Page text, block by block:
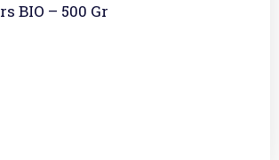
BIO – 500 Gr